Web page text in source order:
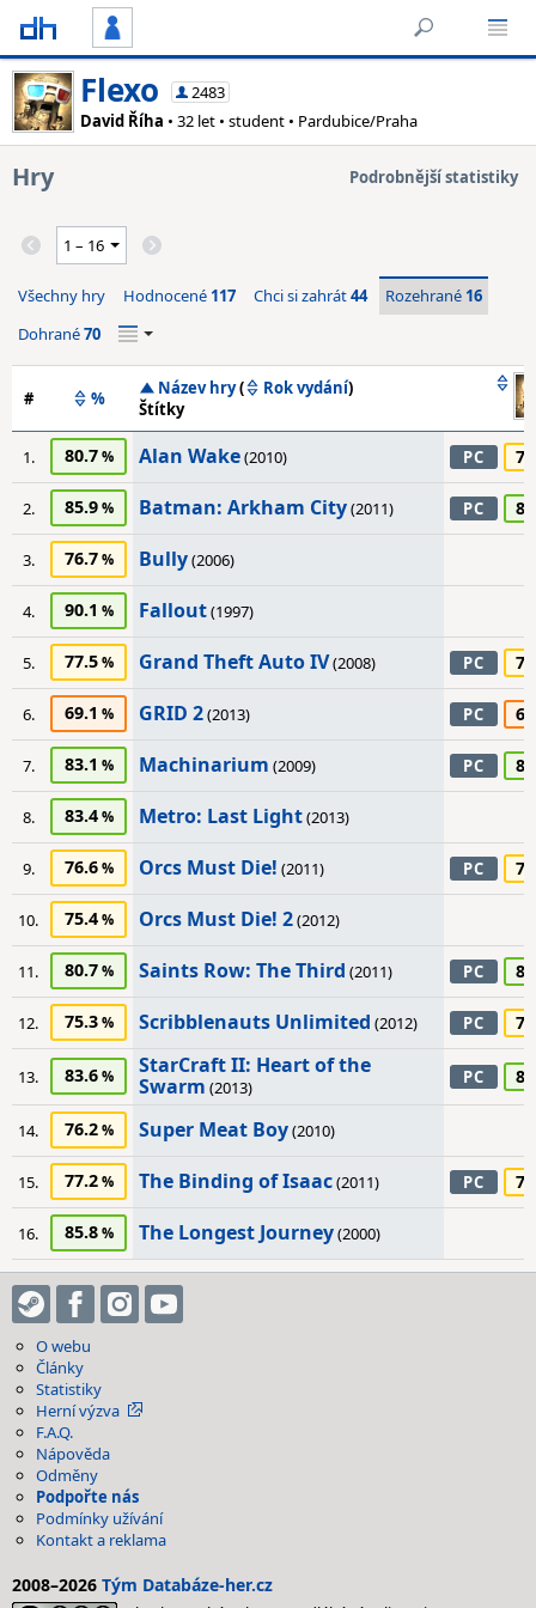
Flexo
2483
David Říha • 32 let • student • Pardubice/Praha
Hry Podrobnější statistiky
Všechny hry Hodnocené 117 Chci si zahrát44 Rozehrané 16
Dohrané70
# % Název hry( Rok vydání)
Štítky
1. 80.7 Alan Wake(2010) PC 70
2. 85.9 Batman: Arkham City(2011) PC 80
3. 76.7 Bully(2006)
4. 90.1 Fallout(1997)
5. 77.5 Grand Theft Auto IV(2008) PC 70
6. 69.1 GRID 2(2013) PC 60
7. 83.1 Machinarium (2009) PC 80
8. 83.4 Metro: Last Light(2013)
9. 76.6 Orcs Must Die! (2011) PC 75
10. 75.4 Orcs Must Die! 2(2012)
11. 80.7 Saints Row: The Third (2011) PC 80
12. 75.3 Scribblenauts Unlimited (2012) PC 75
13. 83.6
StarCraft II: Heart of the
Swarm (2013) PC 85
14. 76.2 Super Meat Boy(2010)
15. 77.2 The Binding of Isaac(2011) PC 70
16. 85.8 The Longest Journey(2000)
O webu
Články
Statistiky
Herní výzva
F.A.Q.
Nápověda
Odměny
Podpořte nás
Podmínky užívání
Kontakt a reklama
2008–2026 Tým Databáze-her.cz